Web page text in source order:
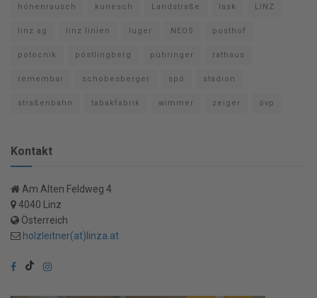
höhenrausch kunesch Landstraße lask LINZ
linz ag linz linien luger NEOS posthof
potocnik pöstlingberg pühringer rathaus
remembar schobesberger spö stadion
straßenbahn tabakfabrik wimmer zeiger övp
Kontakt
Am Alten Feldweg 4
4040 Linz
Österreich
holzleitner(at)linza.at